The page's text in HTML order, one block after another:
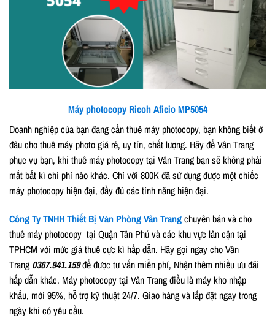
Máy photocopy Ricoh Aficio MP5054
Doanh nghiệp của bạn đang cần thuê máy photocopy, bạn không biết ở
đâu cho thuê máy photo giá rẻ, uy tín, chất lượng. Hãy để Vân Trang
phục vụ bạn, khi thuê máy photocopy tại Vân Trang bạn sẽ không phải
mất bất kì chi phí nào khác. Chỉ với 800K đã sử dụng được một chiếc
máy photocopy hiện đại, đầy đủ các tính năng hiện đại.
Công Ty TNHH Thiết Bị Văn Phòng Vân Trangchuyên bán và cho
thuê máy photocopy tại Quận Tân Phú và các khu vực lân cận tại
TPHCM với mức giá thuê cực kì hấp dẫn. Hãy gọi ngay cho Vân
Trang 0367.941.159để được tư vấn miễn phí, Nhận thêm nhiều ưu đãi
hấp dẫn khác. Máy photocopy tại Vân Trang điều là máy kho nhập
khẩu, mới 95%, hỗ trợ kỹ thuật 24/7. Giao hàng và lắp đặt ngay trong
ngày khi có yêu cầu.